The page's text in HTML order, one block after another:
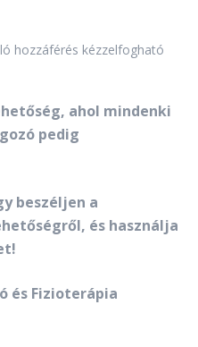
hozzáférés kézzelfogható
ahol mindenki
pedig
beszéljen a
és használja
és Fizioterápia